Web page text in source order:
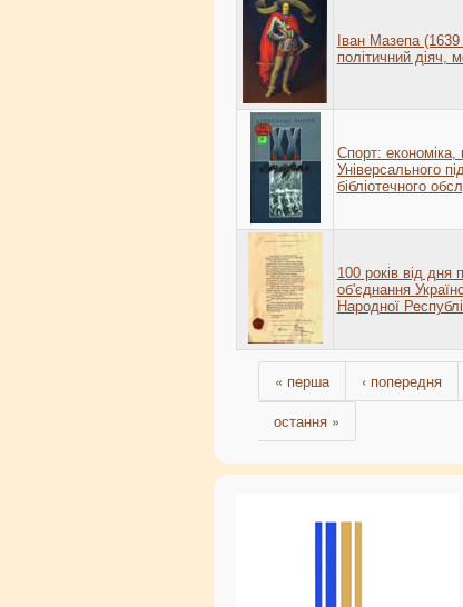
Іван Мазепа
політичний діяч,
Спорт: економіка,
Універсального
бібліотечного
100 років від
об'єднання
Народної
« перша ‹ попередня
остання »